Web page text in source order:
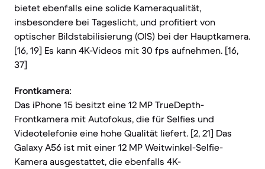
bietet ebenfalls eine solide Kameraqualität,
insbesondere bei Tageslicht, und profitiert von
optischer Bildstabilisierung (OIS) bei der Hauptkamera.
[16, 19] Es kann 4K-Videos mit 30 fps aufnehmen. [16,
37]
Frontkamera:
Das iPhone 15 besitzt eine 12 MP TrueDepth-
Frontkamera mit Autofokus, die für Selfies und
Videotelefonie eine hohe Qualität liefert. [2, 21] Das
Galaxy A56 ist mit einer 12 MP Weitwinkel-Selfie-
Kamera ausgestattet, die ebenfalls 4K-